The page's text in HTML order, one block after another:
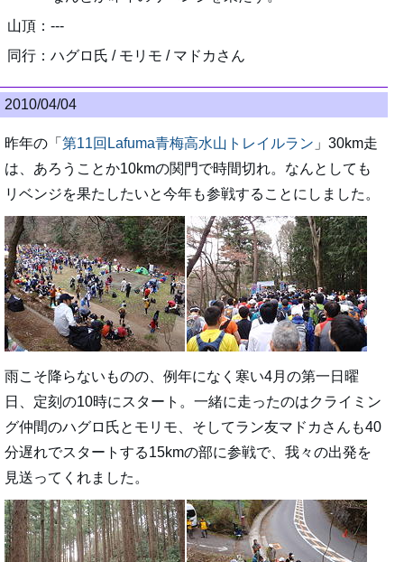
山頂：---
同行：ハグロ氏 / モリモ / マドカさん
2010/04/04
昨年の「 第11回Lafuma青梅高水山トレイルラン 」30km走
は、あろうことか10kmの関門で時間切れ。なんとしても
リベンジを果たしたいと今年も参戦することにしました。
雨こそ降らないものの、例年になく寒い4月の第一日曜
日、定刻の10時にスタート。一緒に走ったのはクライミン
グ仲間のハグロ氏とモリモ、そしてラン友マドカさんも40
分遅れでスタートする15kmの部に参戦で、我々の出発を
見送ってくれました。